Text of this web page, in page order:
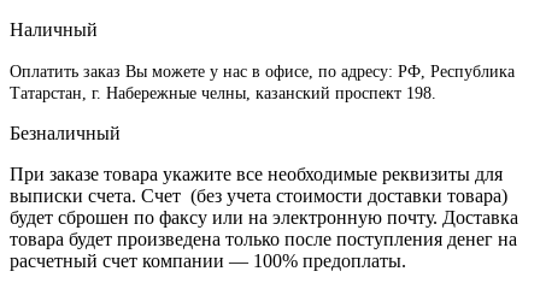
Наличный
Оплатить заказ Вы можете у нас в офисе, по адресу: РФ, Республика
Татарстан, г. Набережные челны, казанский проспект 198.
Безналичный
При заказе товара укажите все необходимые реквизиты для
выписки счета. Счет (без учета стоимости доставки товара)
будет сброшен по факсу или на электронную почту. Доставка
товара будет произведена только после поступления денег на
расчетный счет компании — 100% предоплаты.